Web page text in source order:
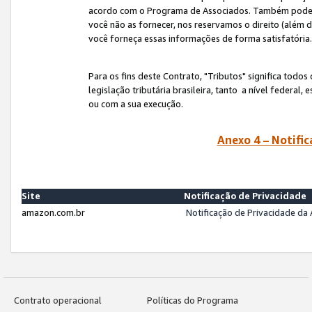
acordo com o Programa de Associados. Também
você não as fornecer, nos reservamos o direito (além
você forneça essas informações de forma
Para os fins deste Contrato, "Tributos" significa
legislação tributária brasileira, tanto a nível federal,
ou com a sua execução.
Anexo 4 –
Site
Notificação de Privacidade
amazon.com.br
Notificação de Privacidade
Contrato operacional Políticas do Programa